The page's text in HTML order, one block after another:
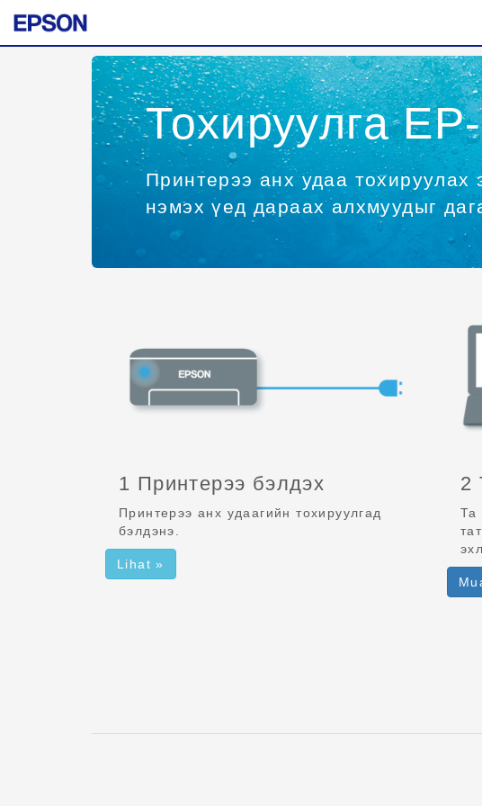
Тохируулга
Принтерээ анх удаа тохируулах
нэмэх үед дараах алхмуудыг
1 Принтерээ бэлдэх
Принтерээ анх удаагийн тохируулгад
бэлдэнэ.
Lihat »
2
Та